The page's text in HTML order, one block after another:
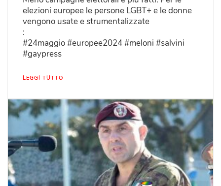
elezioni europee le persone LGBT+ e le donne
vengono usate e strumentalizzate
:
#24maggio #europee2024 #meloni #salvini
#gaypress
LEGGI TUTTO